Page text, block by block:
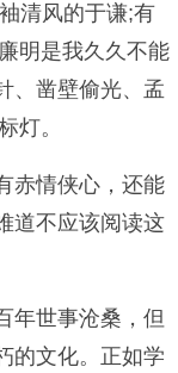
清风的于谦;有
明是我久久不能
、凿壁偷光、孟
灯。
赤情侠心，还能
道不应该阅读这
年世事沧桑，但
的文化。正如学